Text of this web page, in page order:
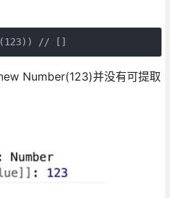
// []
Number(123)并没有可提取